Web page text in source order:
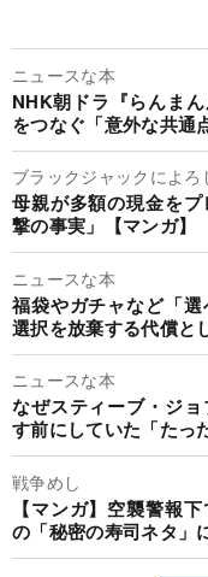
ニュースな本
NHK朝ドラ『らんま
をつなぐ「意外な共通
ブラックジャックによろ
母親が多額の現金を
撃の事実」【マンガ】
ニュースな本
福袋やガチャなど「選
選択を放棄する代償と
ニュースな本
なぜスティーブ・ジ
す前にしていた「たっ
戦争めし
【マンガ】空襲警報
の「秘密の寿司ネタ」